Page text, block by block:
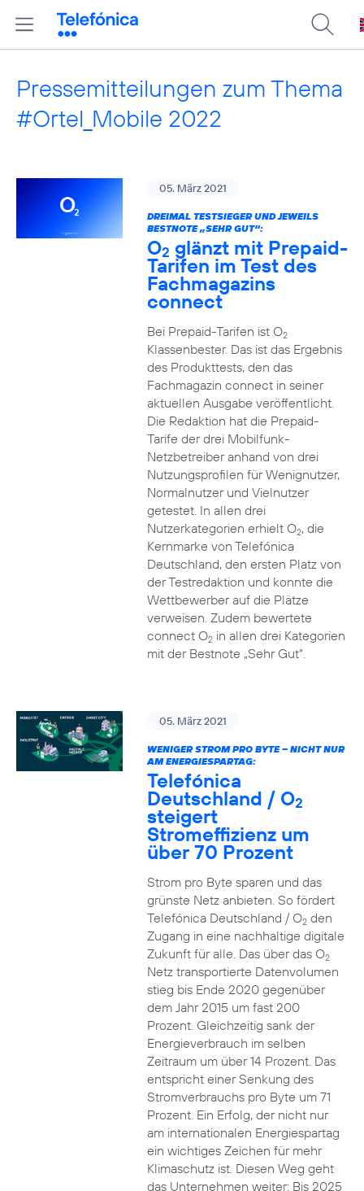
Pressemitteilungen zum Thema
#Ortel_Mobile 2022
05. März 2021
DREIMAL TESTSIEGER UND JEWEILS
BESTNOTE „SEHR GUT“:
O2 glänzt mit Prepaid-
Tarifen im Test des
Fachmagazins
connect
Bei Prepaid-Tarifen ist O2
Klassenbester. Das ist das Ergebnis
des Produkttests, den das
Fachmagazin connect in seiner
aktuellen Ausgabe veröffentlicht.
Die Redaktion hat die Prepaid-
Tarife der drei Mobilfunk-
Netzbetreiber anhand von drei
Nutzungsprofilen für Wenignutzer,
Normalnutzer und Vielnutzer
getestet. In allen drei
Nutzerkategorien erhielt O2, die
Kernmarke von Telefónica
Deutschland, den ersten Platz von
der Testredaktion und konnte die
Wettbewerber auf die Plätze
verweisen. Zudem bewertete
connect O2in allen drei Kategorien
mit der Bestnote „Sehr Gut“.
05. März 2021
WENIGER STROM PRO BYTE – NICHT NUR
AM ENERGIESPARTAG:
Telefónica
Deutschland / O2
steigert
Stromeffizienz um
über 70 Prozent
Strom pro Byte sparen und das
grünste Netz anbieten. So fördert
Telefónica Deutschland / O2den
Zugang in eine nachhaltige digitale
Zukunft für alle. Das über das O2
Netz transportierte Datenvolumen
stieg bis Ende 2020 gegenüber
dem Jahr 2015 um fast 200
Prozent. Gleichzeitig sank der
Energieverbrauch im selben
Zeitraum um über 14 Prozent. Das
entspricht einer Senkung des
Stromverbrauchs pro Byte um 71
Prozent. Ein Erfolg, der nicht nur
am internationalen Energiespartag
ein wichtiges Zeichen für mehr
Klimaschutz ist. Diesen Weg geht
das Unternehmen weiter: Bis 2025